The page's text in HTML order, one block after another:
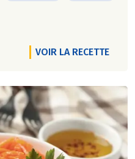
VOIR LA RECETTE